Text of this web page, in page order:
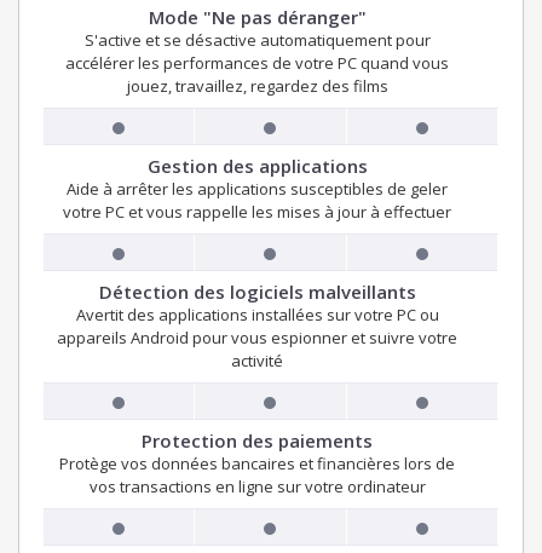
Mode "Ne pas déranger"
S'active et se désactive automatiquement pour
accélérer les performances de votre PC quand vous
jouez, travaillez, regardez des films
Gestion des applications
Aide à arrêter les applications susceptibles de geler
votre PC et vous rappelle les mises à jour à effectuer
Détection des logiciels malveillants
Avertit des applications installées sur votre PC ou
appareils Android pour vous espionner et suivre votre
activité
Protection des paiements
Protège vos données bancaires et financières lors de
vos transactions en ligne sur votre ordinateur